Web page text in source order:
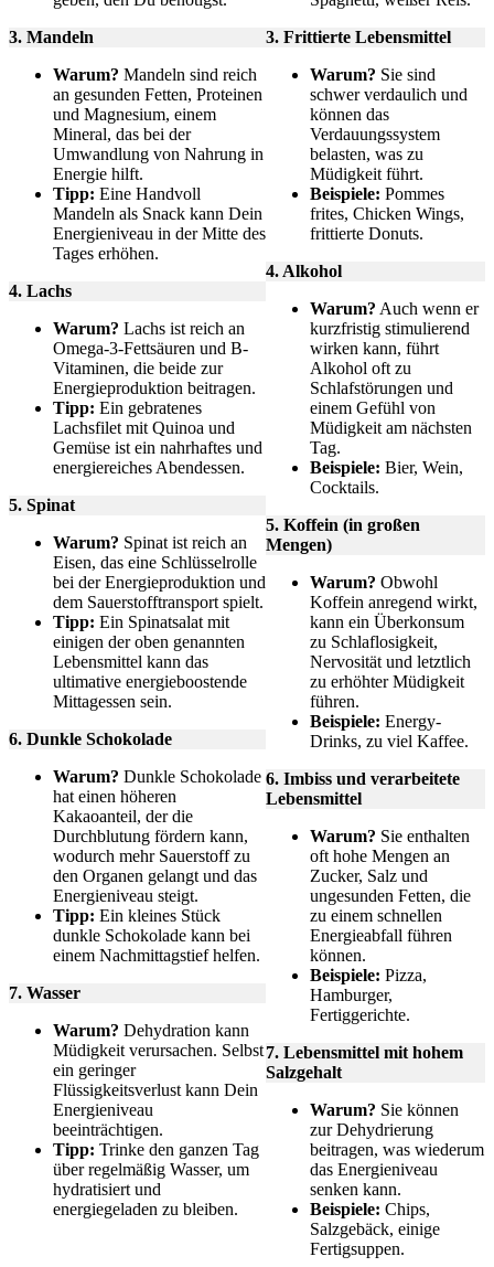
3. Mandeln
Warum? Mandeln sind reich
an gesunden Fetten, Proteinen
und Magnesium, einem
Mineral, das bei der
Umwandlung von Nahrung in
Energie hilft.
Tipp: Eine Handvoll
Mandeln als Snack kann Dein
Energieniveau in der Mitte des
Tages erhöhen.
4. Lachs
Warum? Lachs ist reich an
Omega-3-Fettsäuren und B-
Vitaminen, die beide zur
Energieproduktion beitragen.
Tipp: Ein gebratenes
Lachsfilet mit Quinoa und
Gemüse ist ein nahrhaftes und
energiereiches Abendessen.
5. Spinat
Warum? Spinat ist reich an
Eisen, das eine Schlüsselrolle
bei der Energieproduktion und
dem Sauerstofftransport spielt.
Tipp: Ein Spinatsalat mit
einigen der oben genannten
Lebensmittel kann das
ultimative energieboostende
Mittagessen sein.
6. Dunkle Schokolade
Warum? Dunkle Schokolade
hat einen höheren
Kakaoanteil, der die
Durchblutung fördern kann,
wodurch mehr Sauerstoff zu
den Organen gelangt und das
Energieniveau steigt.
Tipp: Ein kleines Stück
dunkle Schokolade kann bei
einem Nachmittagstief helfen.
7. Wasser
Warum? Dehydration kann
Müdigkeit verursachen. Selbst
ein geringer
Flüssigkeitsverlust kann Dein
Energieniveau
beeinträchtigen.
Tipp: Trinke den ganzen Tag
über regelmäßig Wasser, um
hydratisiert und
energiegeladen zu bleiben.
3. Frittierte Lebensmittel
Warum? Sie sind
schwer verdaulich und
können das
Verdauungssystem
belasten, was zu
Müdigkeit führt.
Beispiele: Pommes
frites, Chicken Wings,
frittierte Donuts.
4. Alkohol
Warum? Auch wenn er
kurzfristig stimulierend
wirken kann, führt
Alkohol oft zu
Schlafstörungen und
einem Gefühl von
Müdigkeit am nächsten
Tag.
Beispiele: Bier, Wein,
Cocktails.
5. Koffein (in großen
Mengen)
Warum? Obwohl
Koffein anregend wirkt,
kann ein Überkonsum
zu Schlaflosigkeit,
Nervosität und letztlich
zu erhöhter Müdigkeit
führen.
Beispiele: Energy-
Drinks, zu viel Kaffee.
6. Imbiss und verarbeitete
Lebensmittel
Warum? Sie enthalten
oft hohe Mengen an
Zucker, Salz und
ungesunden Fetten, die
zu einem schnellen
Energieabfall führen
können.
Beispiele: Pizza,
Hamburger,
Fertiggerichte.
7. Lebensmittel mit hohem
Salzgehalt
Warum? Sie können
zur Dehydrierung
beitragen, was wiederum
das Energieniveau
senken kann.
Beispiele: Chips,
Salzgebäck, einige
Fertigsuppen.